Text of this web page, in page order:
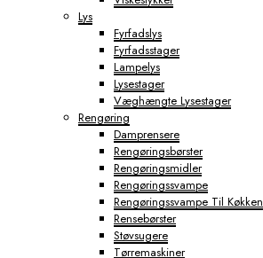
Lys
Fyrfadslys
Fyrfadsstager
Lampelys
Lysestager
Væghængte Lysestager
Rengøring
Damprensere
Rengøringsbørster
Rengøringsmidler
Rengøringssvampe
Rengøringssvampe Til Køkken
Rensebørster
Støvsugere
Tørremaskiner